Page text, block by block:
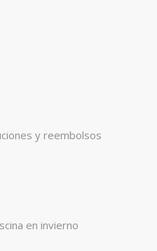
y reembolsos
en invierno